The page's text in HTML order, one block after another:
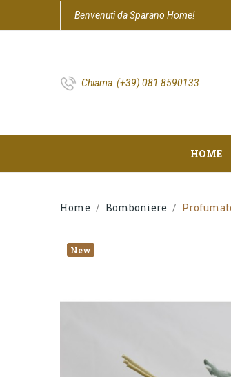
Benvenuti da Sparano Home!
Chiama:(+39) 081 8590133
HOME
Home Bomboniere
New